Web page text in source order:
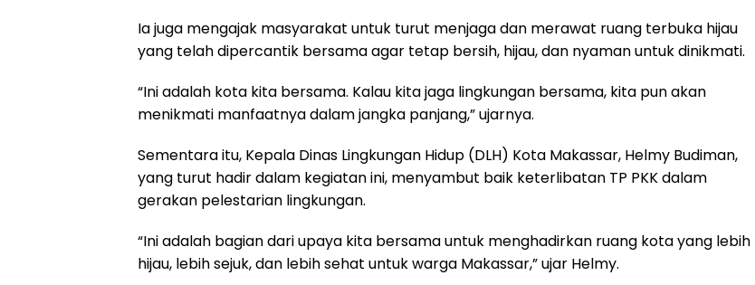
Ia juga mengajak masyarakat untuk turut menjaga dan merawat ruang terbuka hijau
yang telah dipercantik bersama agar tetap bersih, hijau, dan nyaman untuk dinikmati.
“Ini adalah kota kita bersama. Kalau kita jaga lingkungan bersama, kita pun akan
menikmati manfaatnya dalam jangka panjang,” ujarnya.
Sementara itu, Kepala Dinas Lingkungan Hidup (DLH) Kota Makassar, Helmy Budiman,
yang turut hadir dalam kegiatan ini, menyambut baik keterlibatan TP PKK dalam
gerakan pelestarian lingkungan.
“Ini adalah bagian dari upaya kita bersama untuk menghadirkan ruang kota yang lebih
hijau, lebih sejuk, dan lebih sehat untuk warga Makassar,” ujar Helmy.